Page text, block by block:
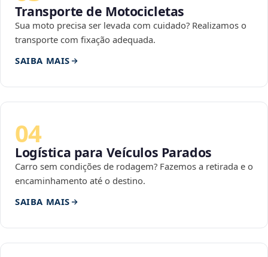
Transporte de Motocicletas
Sua moto precisa ser levada com cuidado? Realizamos o
transporte com fixação adequada.
SAIBA MAIS
04
Logística para Veículos Parados
Carro sem condições de rodagem? Fazemos a retirada e o
encaminhamento até o destino.
SAIBA MAIS